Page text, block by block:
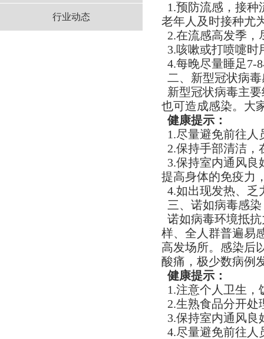
行业动态
1.预防流感，接
老年人及时接种尤
2.在流感高发季
3.咳嗽或打喷嚏
4.每晚尽量睡足7-
二、新型冠状病
新型冠状病毒主
也可造成感染。大
健康提示：
1.尽量避免前往
2.保持手部清洁
3.保持室内通风
提高身体的免疫力
4.如出现发热、乏
三、诺如病毒感染​
诺如病毒环境抵
样、全人群普遍易
高发场所。感染后
酸痛，极少数病例
健康提示：​
1.注意个人卫生，
2.生熟食品分开
3.保持室内通风良
4.尽量避免前往人